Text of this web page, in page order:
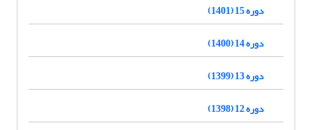
دوره 15 (1401)
دوره 14 (1400)
دوره 13 (1399)
دوره 12 (1398)